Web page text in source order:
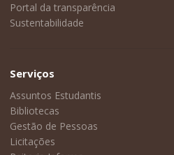
Portal da transparência
Sustentabilidade
Serviços
Assuntos Estudantis
Bibliotecas
Gestão de Pessoas
Licitações